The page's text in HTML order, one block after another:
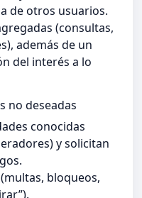
de otros usuarios.
(consultas,
además de un
del interés a lo
no deseadas
conocidas
y solicitan
(multas, bloqueos,